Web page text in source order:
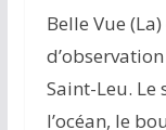
Belle Vue
Saint-Leu.
l’océan, le